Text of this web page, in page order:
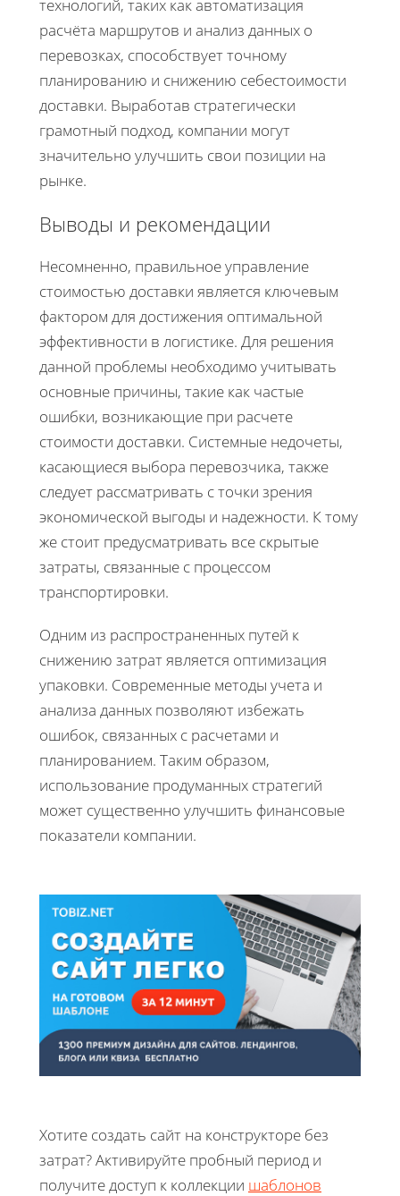
технологий, таких как автоматизация
расчёта маршрутов и анализ данных о
перевозках, способствует точному
планированию и снижению себестоимости
доставки. Выработав стратегически
грамотный подход, компании могут
значительно улучшить свои позиции на
рынке.
Выводы и рекомендации
Несомненно, правильное управление
стоимостью доставки является ключевым
фактором для достижения оптимальной
эффективности в логистике. Для решения
данной проблемы необходимо учитывать
основные причины, такие как частые
ошибки, возникающие при расчете
стоимости доставки. Системные недочеты,
касающиеся выбора перевозчика, также
следует рассматривать с точки зрения
экономической выгоды и надежности. К тому
же стоит предусматривать все скрытые
затраты, связанные с процессом
транспортировки.
Одним из распространенных путей к
снижению затрат является оптимизация
упаковки. Современные методы учета и
анализа данных позволяют избежать
ошибок, связанных с расчетами и
планированием. Таким образом,
использование продуманных стратегий
может существенно улучшить финансовые
показатели компании.
Хотите создать сайт на конструкторе без
затрат? Активируйте пробный период и
получите доступ к коллекции шаблонов